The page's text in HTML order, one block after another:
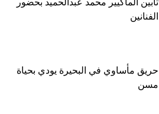
تأبين الماكيير محمد عبدالحميد بحضور
الفنانين
حريق مأساوي في البحيرة يودي بحياة
مسن